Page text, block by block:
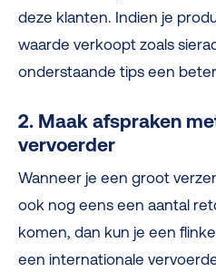
deze klanten. Indien je
waarde verkoopt zoals
onderstaande tips een
2. Maak afspraken
vervoerder
Wanneer je een groot
ook nog eens een aantal
komen, dan kun je een
een internationale